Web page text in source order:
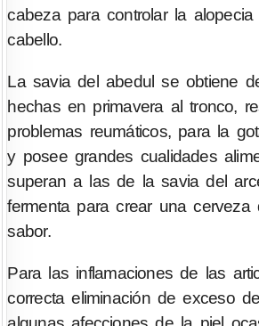
cabeza para controlar la
cabello.
La savia del abedul se obtiene
hechas en primavera al tronco,
problemas reumáticos, para la
y posee grandes cualidades
superan a las de la savia del
fermenta para crear una cerveza
sabor.
Para las inflamaciones de las
correcta eliminación de exceso